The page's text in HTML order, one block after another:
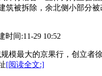
筑被拆除，余北侧小部分
间:11-29 10:52
模最大的京果行，创立
[阅读全文:]